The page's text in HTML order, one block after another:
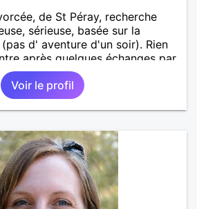
de St Péray, recherche
sérieuse, basée sur la
d' aventure d'un soir). Rien
après quelques échanges par
si il y a un feeling entre les
se revoir. Au plaisir de se
Voir le profil